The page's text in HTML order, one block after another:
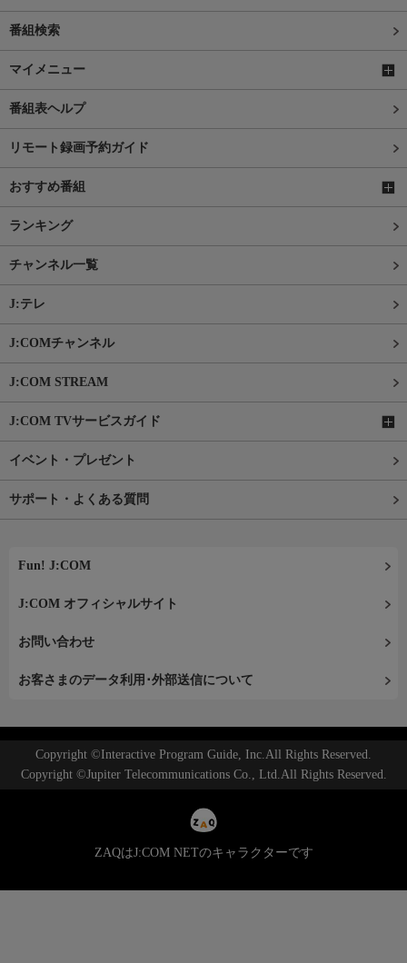
番組検索
マイメニュー
番組表ヘルプ
リモート録画予約ガイド
おすすめ番組
ランキング
チャンネル一覧
J:テレ
J:COMチャンネル
J:COM STREAM
J:COM TVサービスガイド
イベント・プレゼント
サポート・よくある質問
Fun! J:COM
J:COM オフィシャルサイト
お問い合わせ
お客さまのデータ利用･外部送信について
Copyright ©Interactive Program Guide, Inc.All Rights Reserved.
Copyright ©Jupiter Telecommunications Co., Ltd.All Rights Reserved.
ZAQはJ:COM NETのキャラクターです